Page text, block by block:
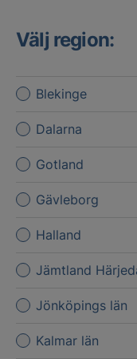
Välj region:
Blekinge
Dalarna
Gotland
Gävleborg
Halland
Jämtland
Jönköpings län
Kalmar län